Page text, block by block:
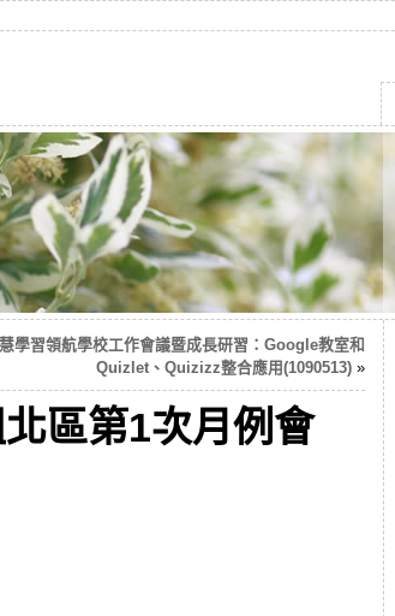
學習領航學校工作會議暨成長研習：Google教室和
Quizlet、Quizizz整合應用(1090513)»
區第1次月例會